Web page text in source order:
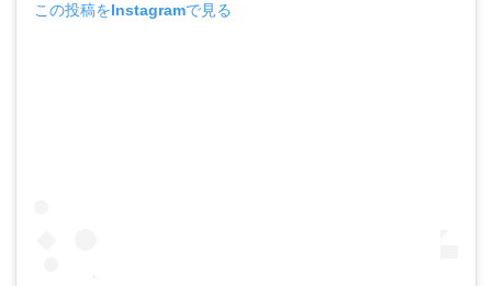
この投稿をInstagramで見る